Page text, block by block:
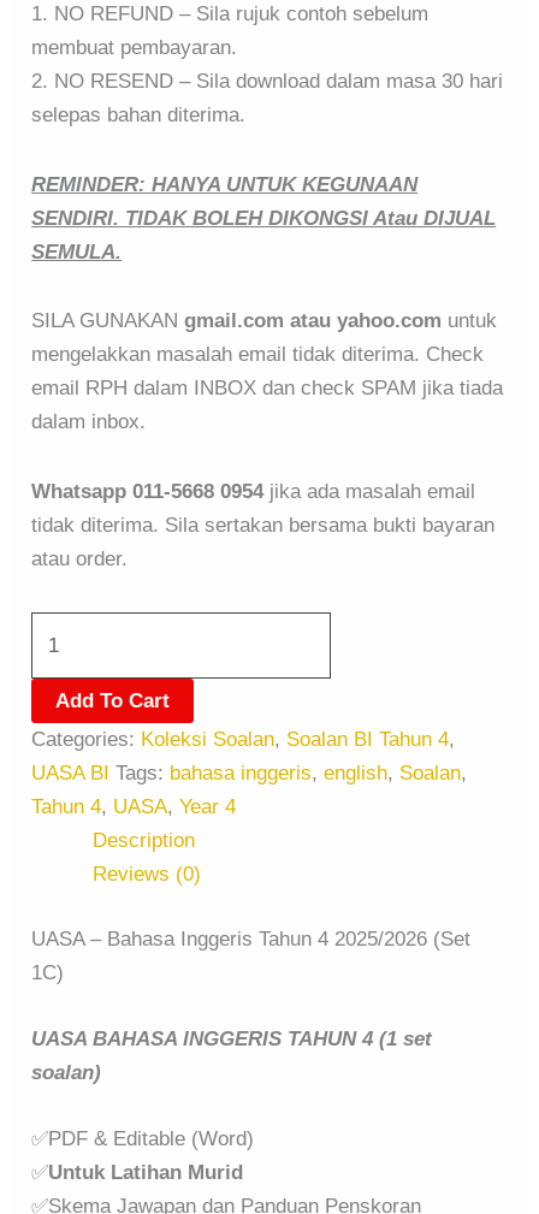
1. NO REFUND – Sila rujuk contoh sebelum
membuat pembayaran.
2. NO RESEND – Sila download dalam masa 30 hari
selepas bahan diterima.
REMINDER: HANYA UNTUK KEGUNAAN
SENDIRI. TIDAK BOLEH DIKONGSI Atau DIJUAL
SEMULA.
SILA GUNAKAN gmail.com atau yahoo.com untuk
mengelakkan masalah email tidak diterima. Check
email RPH dalam INBOX dan check SPAM jika tiada
dalam inbox.
Whatsapp 011-5668 0954jika ada masalah email
tidak diterima. Sila sertakan bersama bukti bayaran
atau order.
Add To Cart
Categories: Koleksi Soalan, Soalan BI Tahun 4,
UASA BI Tags: bahasa inggeris,english, Soalan,
Tahun 4, UASA,Year 4
Description
Reviews (0)
UASA – Bahasa Inggeris Tahun 4 2025/2026 (Set
1C)
UASA BAHASA INGGERIS TAHUN 4 (1 set
soalan)
✅PDF & Editable (Word)
✅Untuk Latihan Murid
✅Skema Jawapan dan Panduan Penskoran